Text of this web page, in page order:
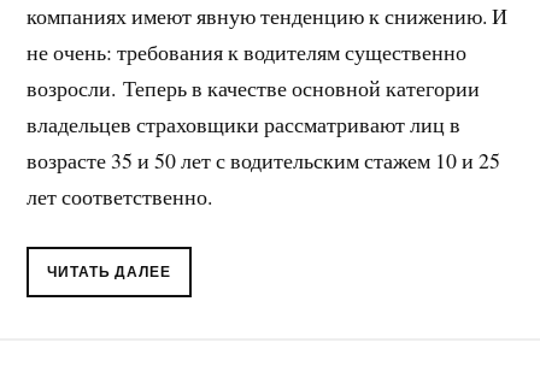
компаниях имеют явную тенденцию к снижению. И
не очень: требования к водителям существенно
возросли. Теперь в качестве основной категории
владельцев страховщики рассматривают лиц в
возрасте 35 и 50 лет с водительским стажем 10 и 25
лет соответственно.
ЧИТАТЬ ДАЛЕЕ